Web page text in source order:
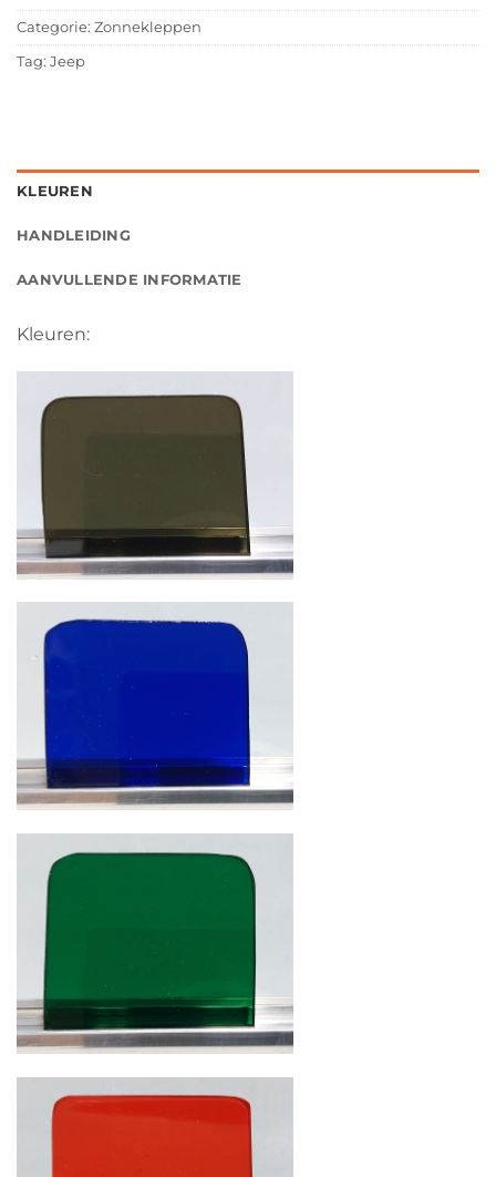
Categorie: Zonnekleppen
Tag: Jeep
KLEUREN
HANDLEIDING
AANVULLENDE INFORMATIE
Kleuren: